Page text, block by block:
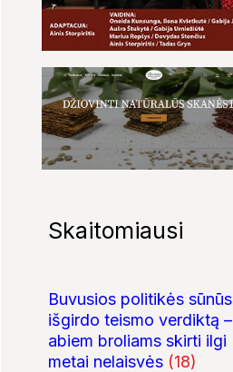
Skaitomiausi
Buvusios politikės sūnūs
išgirdo teismo verdiktą –
abiem broliams skirti ilgi
metai nelaisvės (18)